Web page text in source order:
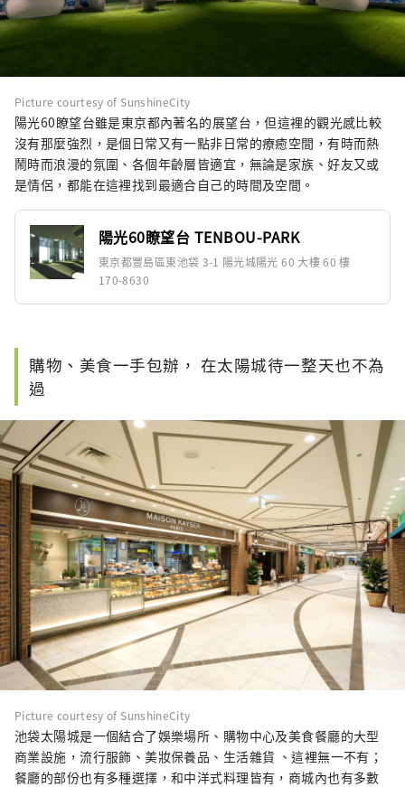
Picture courtesy of SunshineCity
陽光60瞭望台雖是東京都內著名的展望台，但這裡的觀光感比較
沒有那麼強烈，是個日常又有一點非日常的療癒空間，有時而熱
鬧時而浪漫的氛圍、各個年齡層皆適宜，無論是家族、好友又或
是情侶，都能在這裡找到最適合自己的時間及空間。
陽光60瞭望台 TENBOU-PARK
東京都豐島區東池袋 3-1 陽光城陽光 60 大樓 60 樓
170-8630
購物、美食一手包辦， 在太陽城待一整天也不為
過
Picture courtesy of SunshineCity
池袋太陽城是一個結合了娛樂場所、購物中心及美食餐廳的大型
商業設施，流行服飾、美妝保養品、生活雜貨 、這裡無一不有；
餐廳的部份也有多種選擇，和中洋式料理皆有，商城內也有多數